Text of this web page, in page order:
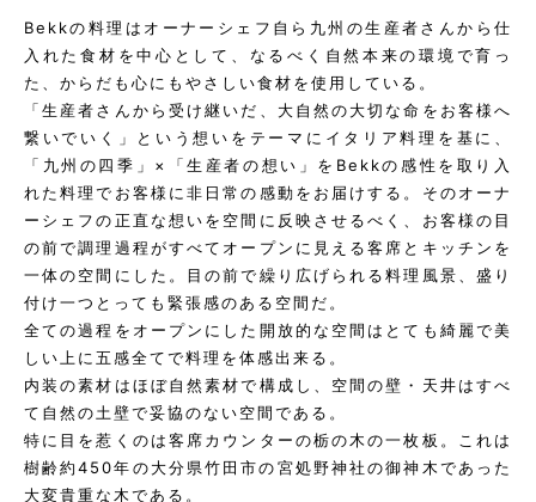
Bekkの料理はオーナーシェフ自ら九州の生産者さんから仕
入れた食材を中心として、なるべく自然本来の環境で育っ
た、からだも心にもやさしい食材を使用している。
「生産者さんから受け継いだ、大自然の大切な命をお客様へ
繋いでいく」という想いをテーマにイタリア料理を基に、
「九州の四季」×「生産者の想い」をBekkの感性を取り入
れた料理でお客様に非日常の感動をお届けする。そのオーナ
ーシェフの正直な想いを空間に反映させるべく、お客様の目
の前で調理過程がすべてオープンに見える客席とキッチンを
一体の空間にした。目の前で繰り広げられる料理風景、盛り
付け一つとっても緊張感のある空間だ。
全ての過程をオープンにした開放的な空間はとても綺麗で美
しい上に五感全てで料理を体感出来る。
内装の素材はほぼ自然素材で構成し、空間の壁・天井はすべ
て自然の土壁で妥協のない空間である。
特に目を惹くのは客席カウンターの栃の木の一枚板。これは
樹齢約450年の大分県竹田市の宮処野神社の御神木であった
大変貴重な木である。